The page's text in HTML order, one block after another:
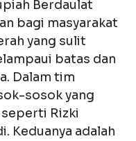
Berdaulat
bagi masyarakat
yang sulit
batas dan
Dalam tim
sosok yang
Rizki
Keduanya adalah